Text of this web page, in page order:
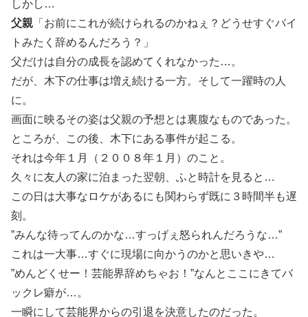
しかし…
父親 「お前にこれが続けられるのかねぇ？どうせすぐバイ
トみたく辞めるんだろう？」
父だけは自分の成長を認めてくれなかった…。
だが、木下の仕事は増え続ける一方。そして一躍時の人
に。
画面に映るその姿は父親の予想とは裏腹なものであった。
ところが、この後、木下にある事件が起こる。
それは今年１月（２００８年１月）のこと。
久々に友人の家に泊まった翌朝、ふと時計を見ると…
この日は大事なロケがあるにも関わらず既に３時間半も遅
刻。
”みんな待ってんのかな…すっげぇ怒られんだろうな…”
これは一大事…すぐに現場に向かうのかと思いきや…
”めんどくせー！芸能界辞めちゃお！”なんとここにきてバ
ックレ癖が…。
一瞬にして芸能界からの引退を決意したのだった。